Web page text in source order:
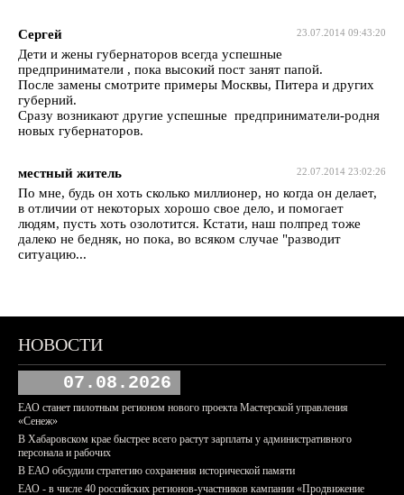
23.07.2014 09:43:20
Сергей
Дети и жены губернаторов всегда успешные
предприниматели , пока высокий пост занят папой.
После замены смотрите примеры Москвы, Питера и других
губерний.
Сразу возникают другие успешные предприниматели-родня
новых губернаторов.
22.07.2014 23:02:26
местный житель
По мне, будь он хоть сколько миллионер, но когда он делает,
в отличии от некоторых хорошо свое дело, и помогает
людям, пусть хоть озолотится. Кстати, наш полпред тоже
далеко не бедняк, но пока, во всяком случае "разводит
ситуацию...
НОВОСТИ
07.08.2026
ЕАО станет пилотным регионом нового проекта Мастерской управления
«Сенеж»
В Хабаровском крае быстрее всего растут зарплаты у административного
персонала и рабочих
В ЕАО обсудили стратегию сохранения исторической памяти
ЕАО - в числе 40 российских регионов-участников кампании «Продвижение